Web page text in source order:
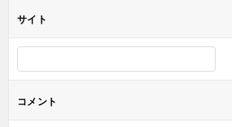
サイト
コメント